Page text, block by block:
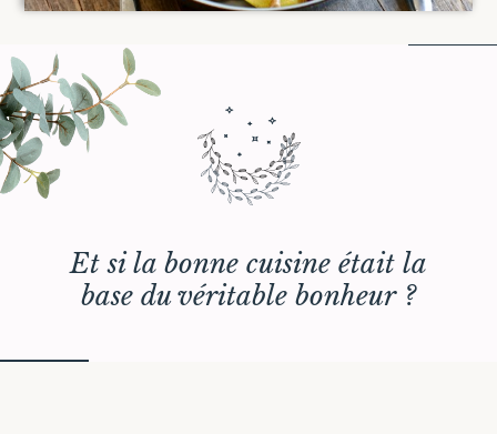
Et si la bonne cuisine était la
base du véritable bonheur ?